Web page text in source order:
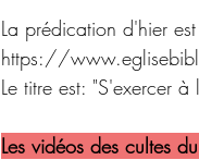
La prédication d'hier
https://
Le titre est: "S'exercer à
Les vidéos des cultes